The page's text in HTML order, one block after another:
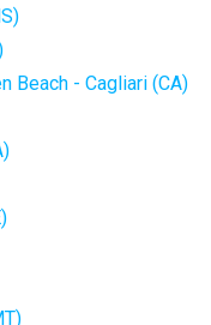
Beach - Cagliari (CA)